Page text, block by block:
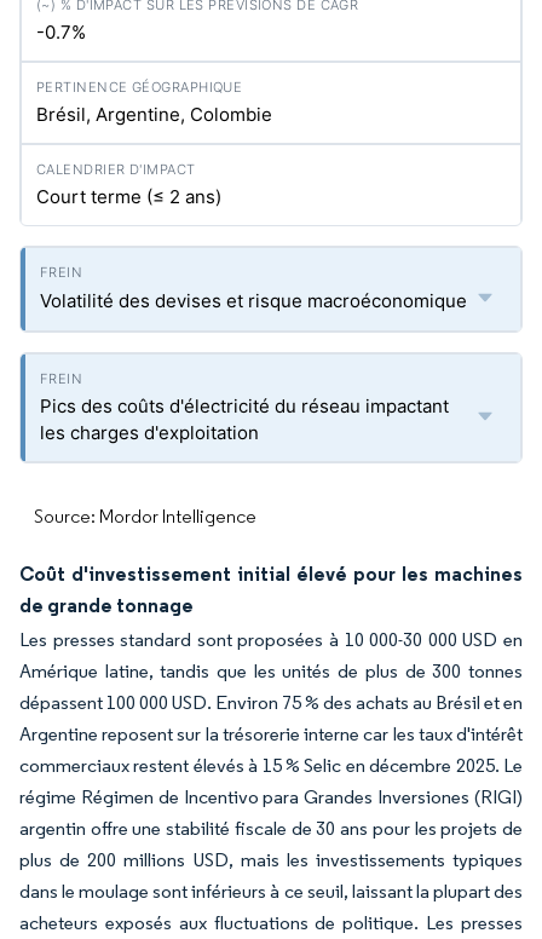
-0.7%
Brésil, Argentine, Colombie
Court terme (≤ 2 ans)
Volatilité des devises et risque macroéconomique
Pics des coûts d'électricité du réseau impactant
les charges d'exploitation
Source: Mordor Intelligence
Coût d'investissement initial élevé pour les machines
de grande tonnage
Les presses standard sont proposées à 10 000-30 000 USD en
Amérique latine, tandis que les unités de plus de 300 tonnes
dépassent 100 000 USD. Environ 75 % des achats au Brésil et en
Argentine reposent sur la trésorerie interne car les taux d'intérêt
commerciaux restent élevés à 15 % Selic en décembre 2025. Le
régime Régimen de Incentivo para Grandes Inversiones (RIGI)
argentin offre une stabilité fiscale de 30 ans pour les projets de
plus de 200 millions USD, mais les investissements typiques
dans le moulage sont inférieurs à ce seuil, laissant la plupart des
acheteurs exposés aux fluctuations de politique. Les presses